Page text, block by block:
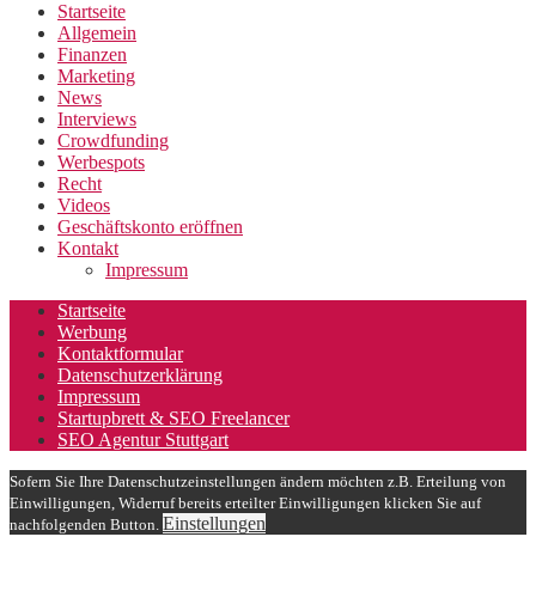
Startseite
Allgemein
Finanzen
Marketing
News
Interviews
Crowdfunding
Werbespots
Recht
Videos
Geschäftskonto eröffnen
Kontakt
Impressum
Startseite
Werbung
Kontaktformular
Datenschutzerklärung
Impressum
Startupbrett & SEO Freelancer
SEO Agentur Stuttgart
Sofern Sie Ihre Datenschutzeinstellungen ändern möchten z.B. Erteilung von
Einwilligungen, Widerruf bereits erteilter Einwilligungen klicken Sie auf
nachfolgenden Button. Einstellungen